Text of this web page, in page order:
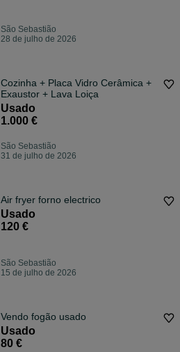
São Sebastião
28 de julho de 2026
Cozinha + Placa Vidro Cerâmica +
Exaustor + Lava Loiça
Usado
1.000 €
São Sebastião
31 de julho de 2026
Air fryer forno electrico
Usado
120 €
São Sebastião
15 de julho de 2026
Vendo fogão usado
Usado
80 €